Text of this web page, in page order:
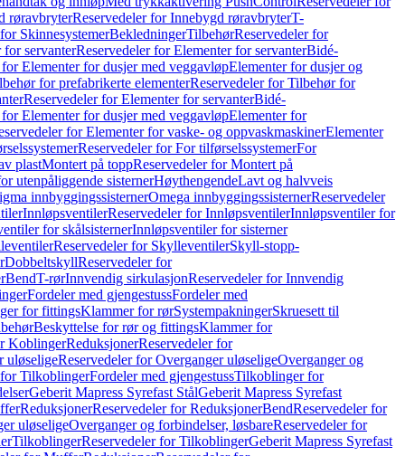
røravbryterReservedeler for Innebygd røravbryterT-
SkinnesystemerBekledningerTilbehørReservedeler for
for servanterReservedeler for Elementer for servanterBidé-
Elementer for dusjer med veggavløpElementer for dusjer og
for prefabrikerte elementerReservedeler for Tilbehør for
Reservedeler for Elementer for servanterBidé-
Elementer for dusjer med veggavløpElementer for
for Elementer for vaske- og oppvaskmaskinerElementer
Reservedeler for For tilførselssystemerFor
plastMontert på toppReservedeler for Montert på
utenpåliggende sisternerHøythengendeLavt og halvveis
innbyggingssisternerOmega innbyggingssisternerReservedeler
InnløpsventilerReservedeler for InnløpsventilerInnløpsventiler for
for skålsisternerInnløpsventiler for sisterner
Reservedeler for SkylleventilerSkyll-stopp-
DobbeltskyllReservedeler for
BendT-rørInnvendig sirkulasjonReservedeler for Innvendig
Fordeler med gjengestussFordeler med
for fittingsKlammer for rørSystempakningerSkruesett til
Beskyttelse for rør og fittingsKlammer for
KoblingerReduksjonerReservedeler for
uløseligeReservedeler for Overganger uløseligeOverganger og
TilkoblingerFordeler med gjengestussTilkoblinger for
Geberit Mapress Syrefast StålGeberit Mapress Syrefast
ReduksjonerReservedeler for ReduksjonerBendReservedeler for
uløseligeOverganger og forbindelser, løsbareReservedeler for
TilkoblingerReservedeler for TilkoblingerGeberit Mapress Syrefast